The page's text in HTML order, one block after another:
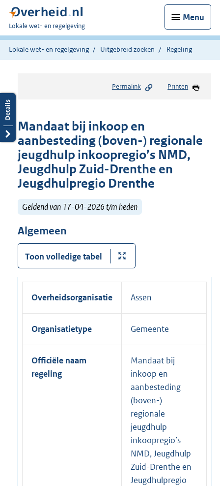
Menu
U
bent
hier:
Lokale wet- en regelgeving
Lokale wet- en regelgeving Uitgebreid zoeken Regeling
Permalink Printen
Mandaat bij inkoop en
aanbesteding (boven-) regionale
jeugdhulp inkoopregio’s NMD,
Jeugdhulp Zuid-Drenthe en
Jeugdhulpregio Drenthe
Geldend van 17-04-2026 t/m heden
Algemeen
Toon volledige tabel
Overheidsorganisatie Assen
Organisatietype Gemeente
Officiële naam
regeling
Mandaat bij
inkoop en
aanbesteding
(boven-)
regionale
jeugdhulp
inkoopregio’s
NMD, Jeugdhulp
Zuid-Drenthe en
Jeugdhulpregio